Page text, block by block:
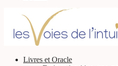
Livres et Oracle